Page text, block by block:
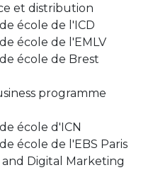
et distribution
école de l'ICD
école de l'EMLV
école de Brest
programme
école d'ICN
école de l'EBS Paris
Digital Marketing